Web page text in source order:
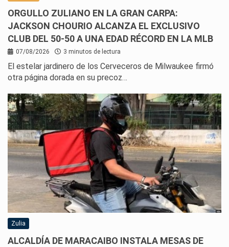
ORGULLO ZULIANO EN LA GRAN CARPA:
JACKSON CHOURIO ALCANZA EL EXCLUSIVO
CLUB DEL 50-50 A UNA EDAD RÉCORD EN LA MLB
07/08/2026 3 minutos de lectura
El estelar jardinero de los Cerveceros de Milwaukee firmó
otra página dorada en su precoz…
Zulia
ALCALDÍA DE MARACAIBO INSTALA MESAS DE